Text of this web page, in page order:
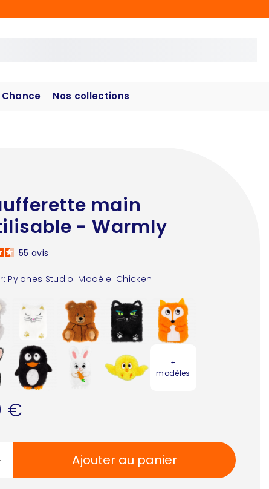
Nos collections
main
- Warmly
Pylones Studio Modèle: Chicken
55 avis
+
modèles
€
Ajouter au panier